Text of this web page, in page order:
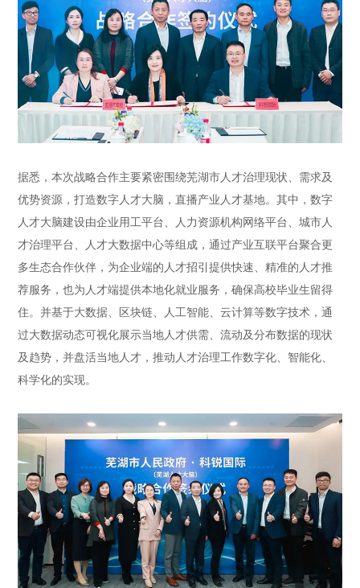
据悉，本次战略合作主要紧密围绕芜湖市人才治理现状、需求及
优势资源，打造数字人才大脑，直播产业人才基地。其中，数字
人才大脑建设由企业用工平台、人力资源机构网络平台、城市人
才治理平台、人才大数据中心等组成，通过产业互联平台聚合更
多生态合作伙伴，为企业端的人才招引提供快速、精准的人才推
荐服务，也为人才端提供本地化就业服务，确保高校毕业生留得
住。并基于大数据、区块链、人工智能、云计算等数字技术，通
过大数据动态可视化展示当地人才供需、流动及分布数据的现状
及趋势，并盘活当地人才，推动人才治理工作数字化、智能化、
科学化的实现。